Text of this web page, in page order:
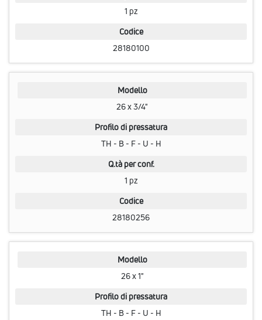
1 pz
Codice
28180100
Modello
26 x 3/4"
Profilo di pressatura
TH - B - F - U - H
Q.tà per conf.
1 pz
Codice
28180256
Modello
26 x 1"
Profilo di pressatura
TH - B - F - U - H